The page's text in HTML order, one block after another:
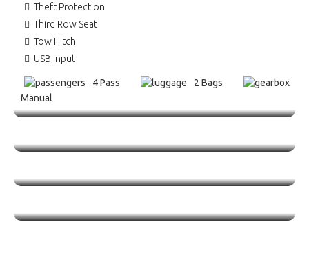
Theft Protection
Third Row Seat
Tow Hitch
USB input
4 Pass
2 Bags
Manual